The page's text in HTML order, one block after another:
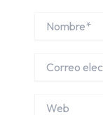
electrónico*